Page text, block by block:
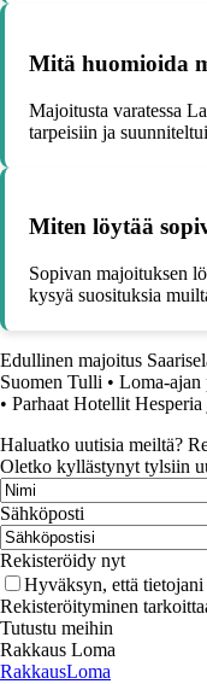
Mitä huomioida
Majoitusta varatessa
tarpeisiin ja
Miten löytää
Sopivan majoituksen
kysyä suosituksia
Edullinen majoitus
Suomen Tulli • Loma-ajan
• Parhaat Hotellit
Haluatko uutisia meiltä?
Oletko kyllästynyt tylsiin
Sähköposti
Rekisteröidy nyt
Hyväksyn, että
Rekisteröityminen
Tutustu meihin
Rakkaus Loma
RakkausLoma